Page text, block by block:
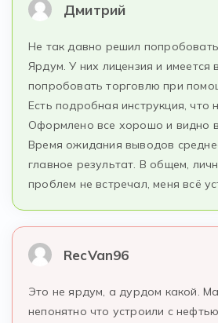
Дмитрий
Не так давно решил
Ярдум. У них лицензия и имеется
попробовать торговлю при
Есть подробная инструкция, что
Оформлено все хорошо и видно
Время ожидания выводов
главное результат. В общем,
проблем не встречал, меня всё
RecVan96
Это не ярдум, а дурдом какой.
непонятно что устроили с